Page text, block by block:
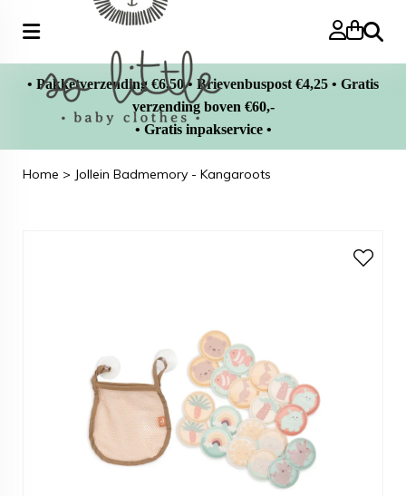
Zoeken
• Pakketverzending €6,50 • Brievenbuspost €4,25 • Gratis
verzending boven €60,-
• Gratis inpakservice •
Home > Jollein Badmemory - Kangaroots